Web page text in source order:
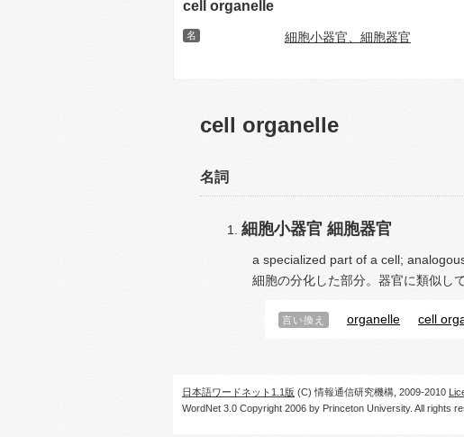
cell organelle
名 細胞小器官、細胞器官
cell organelle
名詞
細胞小器官 細胞器官
a specialized part of a cell;
細胞の分化した部分。器官に類似して
言い換え organelle cell
日本語ワードネット1.1版 (C) 情報通信研究機構, 2009-2010
WordNet 3.0 Copyright 2006 by Princeton University. All rights